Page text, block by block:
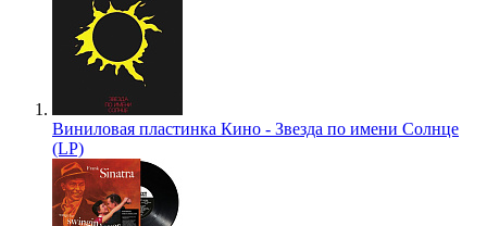
Виниловая пластинка Кино - Звезда по имени Солнце
(LP)